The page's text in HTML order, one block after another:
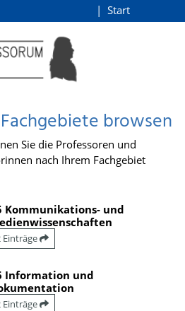
Start
browsen
Sie die Professoren und
nach Ihrem Fachgebiet
Kommunikations- und
Einträge
Information und
Einträge